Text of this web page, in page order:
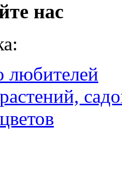
нас